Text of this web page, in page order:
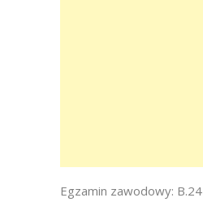
Egzamin zawodowy: B.24